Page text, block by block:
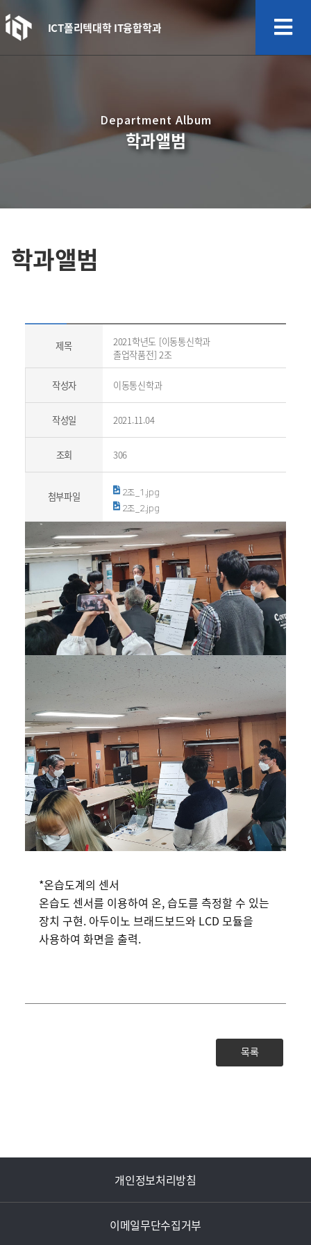
ICT폴리텍대학 IT융합학과
Department Album
학과앨범
학과앨범
제목
2021학년도 [이동통신학과
졸업작품전] 2조
작성자 이동통신학과
작성일 2021.11.04
조회 306
첨부파일
2조_1.jpg
2조_2.jpg
*온습도계의 센서
온습도 센서를 이용하여 온, 습도를 측정할 수 있는
장치 구현. 아두이노 브래드보드와 LCD 모듈을
사용하여 화면을 출력.
목록
개인정보처리방침
이메일무단수집거부